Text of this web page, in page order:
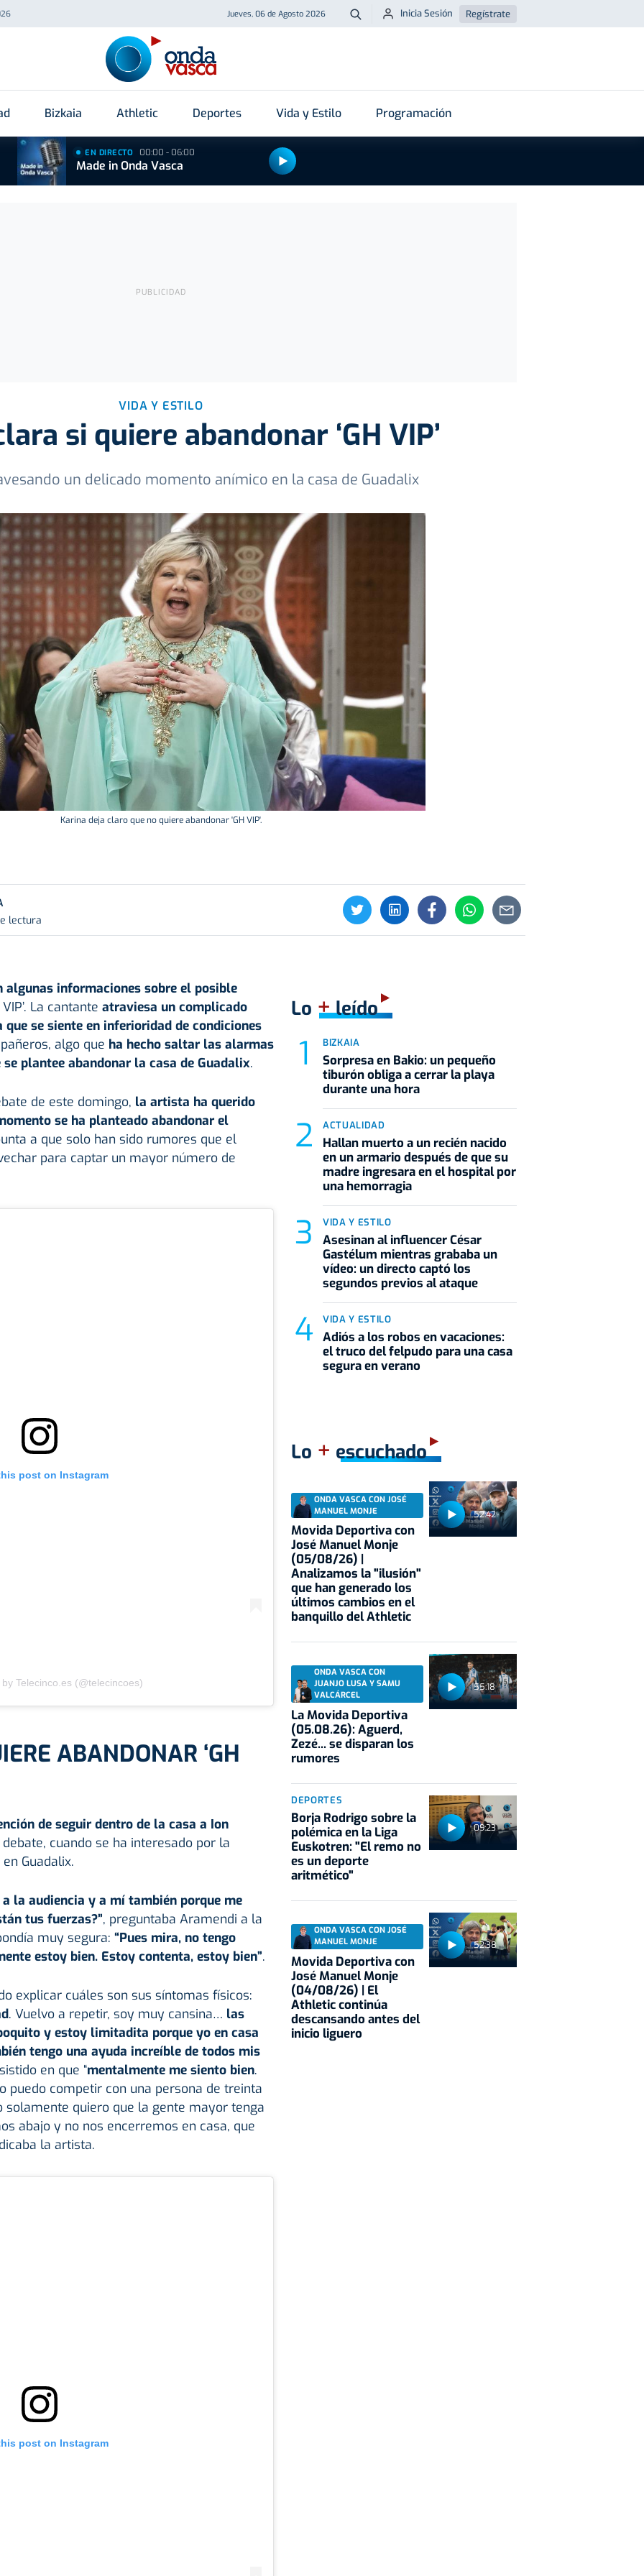
Jueves, 06 de Agosto 2026 Buscar
Inicia Sesión Regístrate
Bizkaia Athletic Deportes Vida y Estilo Programación
EN DIRECTO 00:00 - 06:00
Made in Onda Vasca
VIDA Y ESTILO
si quiere abandonar ‘GH VIP’
un delicado momento anímico en la casa de Guadalix
Karina deja claro que no quiere abandonar 'GH VIP'.
lectura
algunas informaciones sobre el posible
VIP’. La cantante atraviesa un complicado
se siente en inferioridad de condiciones
algo que ha hecho saltar las alarmas
plantee abandonar la casa de Guadalix.
de este domingo, la artista ha querido
se ha planteado abandonar el
a que solo han sido rumores que el
para captar un mayor número de
post on Instagram
Telecinco.es (@telecincoes)
ABANDONAR ‘GH
de seguir dentro de la casa a Ion
cuando se ha interesado por la
Guadalix.
la audiencia y a mí también porque me
tus fuerzas?”, preguntaba Aramendi a la
muy segura: “Pues mira, no tengo
estoy bien. Estoy contenta, estoy bien”.
explicar cuáles son sus síntomas físicos:
. Vuelvo a repetir, soy muy cansina… las
y estoy limitadita porque yo en casa
tengo una ayuda increíble de todos mis
en que “mentalmente me siento bien.
puedo competir con una persona de treinta
solamente quiero que la gente mayor tenga
abajo y no nos encerremos en casa, que
la artista.
post on Instagram
Lo +leído
BIZKAIA
Sorpresa en Bakio: un pequeño
tiburón obliga a cerrar la playa
durante una hora
ACTUALIDAD
Hallan muerto a un recién nacido
en un armario después de que su
madre ingresara en el hospital por
una hemorragia
VIDA Y ESTILO
Asesinan al influencer César
Gastélum mientras grababa un
vídeo: un directo captó los
segundos previos al ataque
VIDA Y ESTILO
Adiós a los robos en vacaciones:
el truco del felpudo para una casa
segura en verano
Lo + escuchado
52:42
ONDA VASCA CON JOSÉ
MANUEL MONJE
Movida Deportiva con
José Manuel Monje
(05/08/26) |
Analizamos la "ilusión"
que han generado los
últimos cambios en el
banquillo del Athletic
55:18
ONDA VASCA CON
JUANJO LUSA Y SAMU
VALCÁRCEL
La Movida Deportiva
(05.08.26): Aguerd,
Zezé... se disparan los
rumores
09:23
DEPORTES
Borja Rodrigo sobre la
polémica en la Liga
Euskotren: "El remo no
es un deporte
aritmético"
52:38
ONDA VASCA CON JOSÉ
MANUEL MONJE
Movida Deportiva con
José Manuel Monje
(04/08/26) | El
Athletic continúa
descansando antes del
inicio liguero